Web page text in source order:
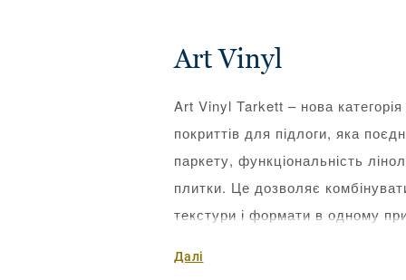
Art Vinyl
Art Vinyl Tarkett – нова
покриттів для підлоги, яка
паркету, функціональність
плитки. Це дозволяє
текстури і формати в одному
підлоги. Art Vinyl – простір для
Далі